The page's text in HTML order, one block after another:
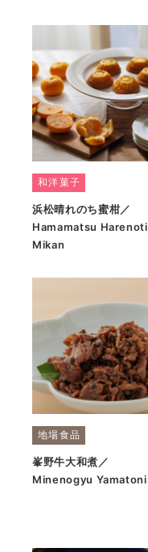
和洋菓子
浜松晴れのち蜜柑／
Hamamatsu Harenoti
Mikan
地場食品
峯野牛大和煮／
Minenogyu Yamatoni